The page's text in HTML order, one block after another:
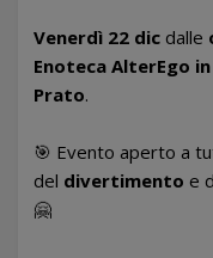
Venerdì 22 dic dalle
Enoteca AlterEgo
Prato.
🎯 Evento aperto a
del divertimento e
🤗